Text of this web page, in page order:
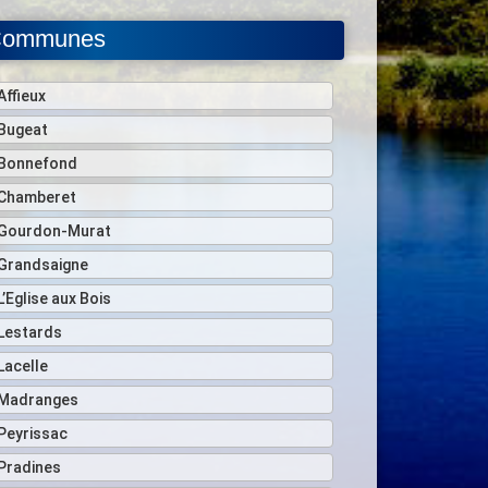
Murat
aux Bois